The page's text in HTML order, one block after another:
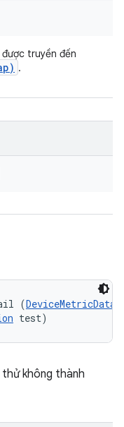
truyền đến
.
(DeviceMetricData
test)
thử không thành